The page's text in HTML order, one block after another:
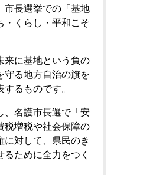
市長選挙での「基地
・くらし・平和こそ
来に基地という負の
守る地方自治の旗を
るものです。
、名護市長選で「安
税増税や社会保障の
対して、県民のき
ために全力をつく